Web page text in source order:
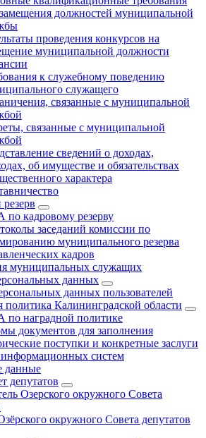
должностей муниципальной
проведения конкурсов на
муниципальной должности
к служебному поведению
служащего
связанные с муниципальной
связанные с муниципальной
сведений о доходах,
об имуществе и обязательствах
характера
кадровому резерву
заседаний комиссии по
муниципального резерва
кадров
муниципальных служащих
данных
данных пользователей
политика Калининградской области
наградной политике
документов для заполнения
поступки и конкретные заслуги
систем
данные
депутатов
Озерского окружного Совета
окружного Совета депутатов